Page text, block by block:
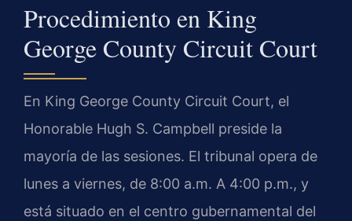
Procedimiento en King
George County Circuit Court
En King George County Circuit Court, el
Honorable Hugh S. Campbell preside la
mayoría de las sesiones. El tribunal opera de
lunes a viernes, de 8:00 a.m. A 4:00 p.m., y
está situado en el centro gubernamental del